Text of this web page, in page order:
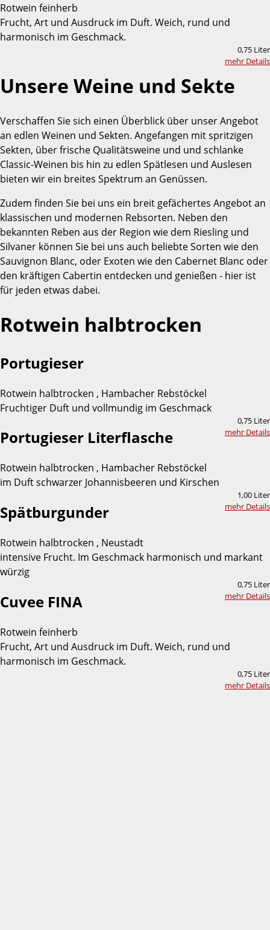
Rotwein feinherb
Frucht, Art und Ausdruck im Duft. Weich, rund und
harmonisch im Geschmack.
0,75 Liter
mehr Details
Unsere Weine und Sekte
Verschaffen Sie sich einen Überblick über unser Angebot
an edlen Weinen und Sekten. Angefangen mit spritzigen
Sekten, über frische Qualitätsweine und und schlanke
Classic-Weinen bis hin zu edlen Spätlesen und Auslesen
bieten wir ein breites Spektrum an Genüssen.
Zudem finden Sie bei uns ein breit gefächertes Angebot an
klassischen und modernen Rebsorten. Neben den
bekannten Reben aus der Region wie dem Riesling und
Silvaner können Sie bei uns auch beliebte Sorten wie den
Sauvignon Blanc, oder Exoten wie den Cabernet Blanc oder
den kräftigen Cabertin entdecken und genießen - hier ist
für jeden etwas dabei.
Rotwein halbtrocken
Portugieser
Rotwein halbtrocken , Hambacher Rebstöckel
Fruchtiger Duft und vollmundig im Geschmack
0,75 Liter
mehr Details
Portugieser Literflasche
Rotwein halbtrocken , Hambacher Rebstöckel
im Duft schwarzer Johannisbeeren und Kirschen
1,00 Liter
mehr Details
Spätburgunder
Rotwein halbtrocken , Neustadt
intensive Frucht. Im Geschmack harmonisch und markant
würzig
0,75 Liter
mehr Details
Cuvee FINA
Rotwein feinherb
Frucht, Art und Ausdruck im Duft. Weich, rund und
harmonisch im Geschmack.
0,75 Liter
mehr Details